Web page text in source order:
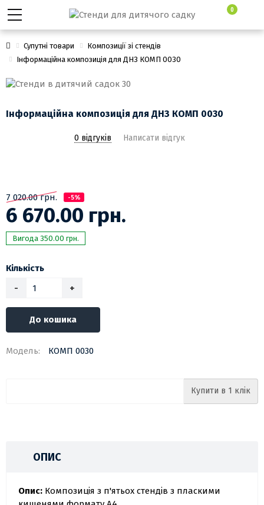
0
Супутні товари
Композиції зі стендів
Інформаційна композиція для ДНЗ КОМП 0030
Інформаційна композиція для ДНЗ КОМП 0030
0 відгуків Написати відгук
7 020.00 грн. -5%
6 670.00 грн.
Вигода 350.00 грн.
Кількість
-
+
До кошика
Модель: КОМП 0030
Купити в 1 клік
ОПИС
Опис: Композиція з п'ятьох стендів з пласкими